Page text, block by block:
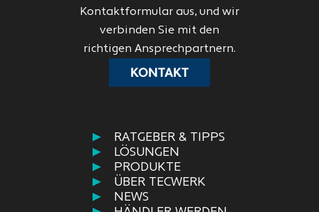
RATGEBER & TIPPS
LÖSUNGEN
PRODUKTE
ÜBER TECWERK
NEWS
Kontaktformular aus, und wir
verbinden Sie mit den
richtigen Ansprechpartnern.
KONTAKT